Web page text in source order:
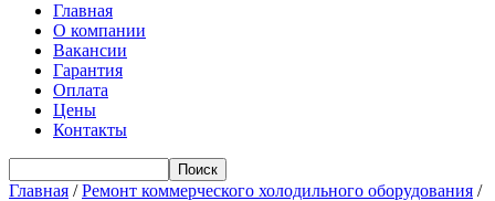
Main
navigation
Главная
О компании
Вакансии
Гарантия
Оплата
Цены
Контакты
Главная /Ремонт коммерческого холодильного оборудования /